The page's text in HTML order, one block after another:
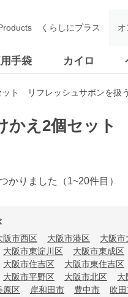
手袋 カイロ
くらしにプラス
ト リフレッシュサボンを扱
え2個セット
かりました （1~20件目）
阪市西区 大阪市港区 大阪市
大阪市東淀川区 大阪市東成区
大阪市住吉区 大阪市東住吉区
大阪市平野区 大阪市北区 大
原区 岸和田市 豊中市 吹